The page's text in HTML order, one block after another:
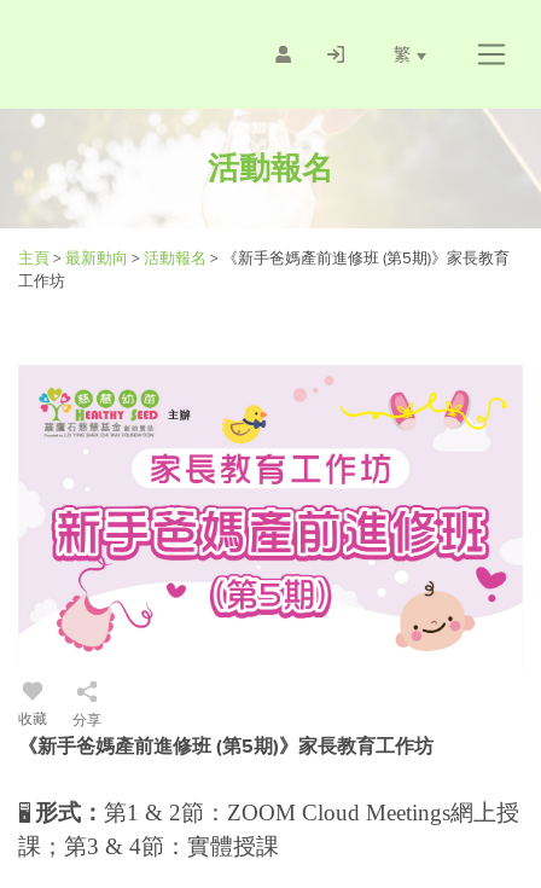
繁
活動報名
主頁> 最新動向 > 活動報名 > 《新手爸媽產前進修班 (第5期)》家長教育
工作坊
收藏 分享
《新手爸媽產前進修班 (第5期)》家長教育工作坊
🖥 形式： 第1 & 2節：ZOOM Cloud Meetings網上授
課；第3 & 4節：實體授課